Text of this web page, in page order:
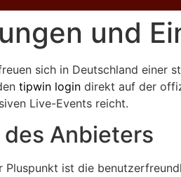
und
sich in Deutschland einer
tipwin login direkt auf der
Live-Events reicht.
Anbieters
Pluspunkt ist die